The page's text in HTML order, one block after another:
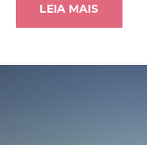
LEIA MAIS